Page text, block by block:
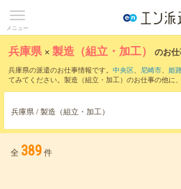
メニュー
兵庫県 ×製造（組立・加工） のお
兵庫県の派遣のお仕事情報です。 中央区、 尼崎市、 姫
てみてください。製造（組立・加工）のお仕事の他に、
でいただけます。職種辞典：製造（組立・加工）のお
兵庫県 / 製造（組立・加工）
全 389件